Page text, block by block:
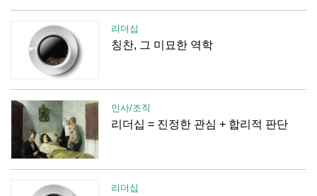
리더십
칭찬, 그 미묘한 역학
인사/조직
리더십 = 진정한 관심 + 합리적 판단
리더십